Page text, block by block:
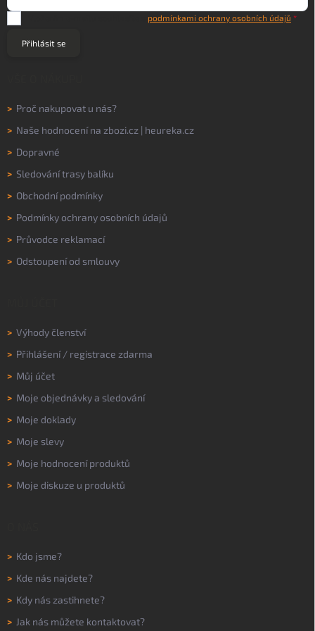
podmínkami ochrany osobních údajů
Přihlásit se
> Proč nakupovat u nás?
> Naše hodnocení na zbozi.cz | heureka.cz
> Dopravné
> Sledování trasy balíku
> Obchodní podmínky
> Podmínky ochrany osobních údajů
> Průvodce reklamací
> Odstoupení od smlouvy
> Výhody členství
> Přihlášení/ registrace zdarma
> Můj účet
> Moje objednávky a sledování
> Moje doklady
> Moje slevy
> Moje hodnocení produktů
> Moje diskuze u produktů
> Kdo jsme?
> Kde nás najdete?
> Kdy nás zastihnete?
> Jak nás můžete kontaktovat?